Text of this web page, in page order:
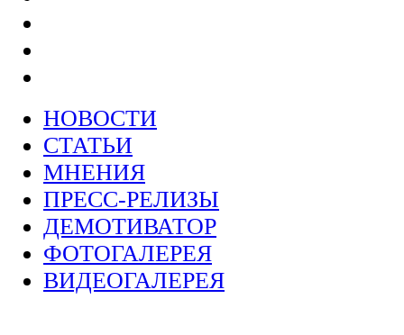
НОВОСТИ
СТАТЬИ
МНЕНИЯ
ПРЕСС-РЕЛИЗЫ
ДЕМОТИВАТОР
ФОТОГАЛЕРЕЯ
ВИДЕОГАЛЕРЕЯ